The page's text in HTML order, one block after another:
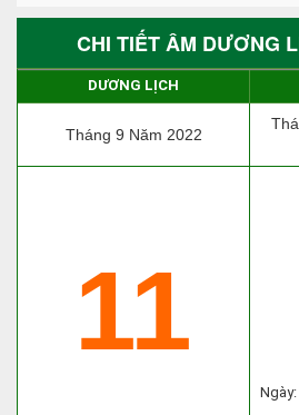
CHI TIẾT ÂM DƯƠNG
DƯƠNG LỊCH
Tháng 9 Năm 2022
11
Ngày: